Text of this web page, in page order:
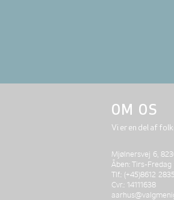
OM OS
Vi er en del af
Mjølnersvej 6,
Åben: Tirs-
Tlf.: (+45)8612 2835
Cvr.: 14111638